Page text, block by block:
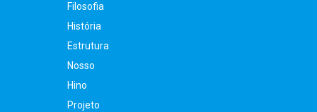
Filosofia
História
Estrutura
Nosso
Hino
Projeto